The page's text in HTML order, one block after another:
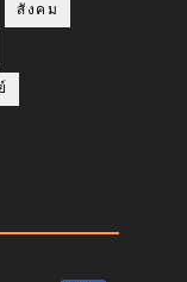
สังคม